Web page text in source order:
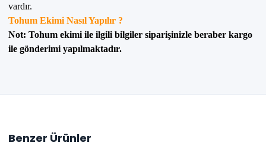
vardır.
Tohum Ekimi Nasıl Yapılır ?
Not: Tohum ekimi ile ilgili bilgiler siparişinizle beraber kargo
ile gönderimi yapılmaktadır.
Benzer Ürünler